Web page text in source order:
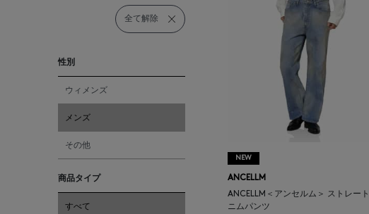
全て解除
性別
ウィメンズ
メンズ
その他
商品タイプ
すべて
NEW
ANCELLM
ANCELLM＜アンセルム＞ ストレー
ニムパンツ